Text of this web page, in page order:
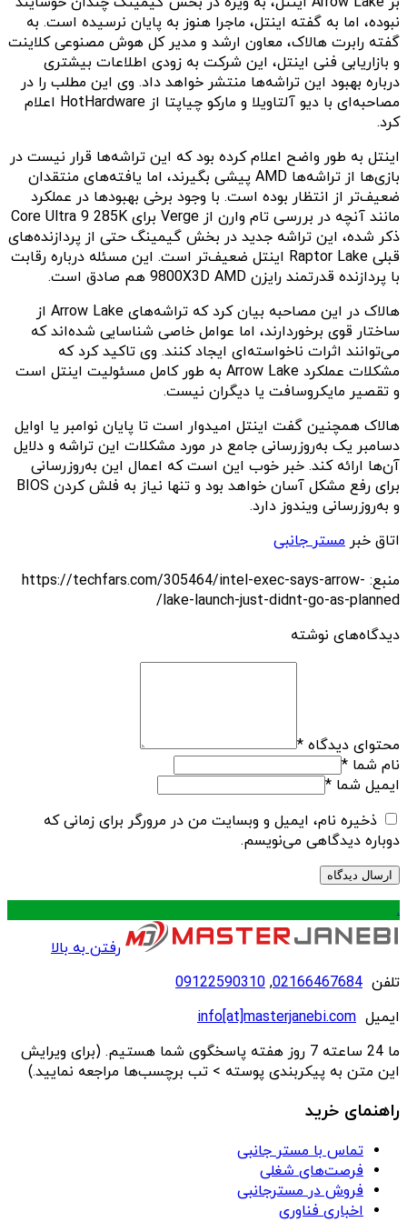
نبوده، اما به گفته اینتل، ماجرا هنوز به پایان نرسیده است. به
گفته رابرت هالاک، معاون ارشد و مدیر کل هوش مصنوعی کلاینت
و بازاریابی فنی اینتل، این شرکت به‌ زودی اطلاعات بیشتری
درباره بهبود این تراشه‌ها منتشر خواهد داد. وی این مطلب را در
مصاحبه‌ای با دیو آلتاویلا و مارکو چیاپتا از HotHardware اعلام
کرد.
اینتل به‌ طور واضح اعلام کرده بود که این تراشه‌ها قرار نیست در
بازی‌ها از تراشه‌ها AMD پیشی بگیرند، اما یافته‌های منتقدان
ضعیف‌تر از انتظار بوده است. با وجود برخی بهبودها در عملکرد
مانند آنچه در بررسی تام وارن از Verge برای Core Ultra 9 285K
ذکر شده، این تراشه جدید در بخش گیمینگ حتی از پردازنده‌های
قبلی Raptor Lake اینتل ضعیف‌تر است. این مسئله درباره رقابت
با پردازنده قدرتمند رایزن 9800X3D AMD هم صادق است.
هالاک در این مصاحبه‌ بیان کرد که تراشه‌های Arrow Lake از
ساختار قوی برخوردارند، اما عوامل خاصی شناسایی شده‌اند که
می‌توانند اثرات ناخواسته‌ای ایجاد کنند. وی تاکید کرد که
مشکلات عملکرد Arrow Lake به‌ طور کامل مسئولیت اینتل است
و تقصیر مایکروسافت یا دیگران نیست.
هالاک همچنین گفت اینتل امیدوار است تا پایان نوامبر یا اوایل
دسامبر یک به‌روزرسانی جامع در مورد مشکلات این تراشه و دلایل
آن‌ها ارائه کند. خبر خوب این است که اعمال این به‌روزرسانی
برای رفع مشکل آسان خواهد بود و تنها نیاز به فلش کردن BIOS
و به‌روزرسانی ویندوز دارد.
اتاق خبر مستر جانبی
منبع: https://techfars.com/305464/intel-exec-says-arrow-
lake-launch-just-didnt-go-as-planned/
دیدگاه‌های نوشته
محتوای دیدگاه *
نام شما *
ایمیل شما *
ذخیره نام، ایمیل و وبسایت من در مرورگر برای زمانی که
دوباره دیدگاهی می‌نویسم.
.
رفتن به بالا
تلفن 02166467684
,
09122590310
ایمیل info[at]masterjanebi.com
ما 24 ساعته 7 روز هفته پاسخگوی شما هستیم. (برای ویرایش
این متن به پیکربندی پوسته > تب برچسب‌ها مراجعه نمایید.)
راهنمای خرید
تماس با مستر جانبی
فرصت‌های شغلی
فروش در مسترجانبی
اخباری فناوری